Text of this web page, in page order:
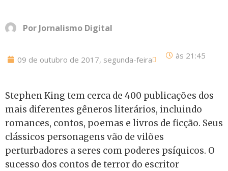
Por Jornalismo Digital
09 de outubro de 2017, segunda-feira às 21:45
Stephen King tem cerca de 400 publicações dos
mais diferentes gêneros literários, incluindo
romances, contos, poemas e livros de ficção. Seus
clássicos personagens vão de vilões
perturbadores a seres com poderes psíquicos. O
sucesso dos contos de terror do escritor